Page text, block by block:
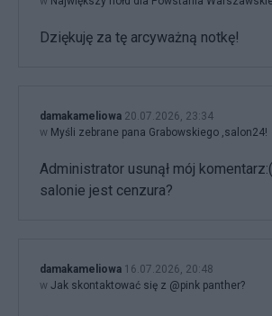
Dziękuję za tę arcyważną notkę!
damakameliowa 20.07.2026, 23:34
w Myśli zebrane pana Grabowskiego ,salon24!
Administrator usunął mój
salonie jest cenzura?
damakameliowa 16.07.2026, 20:48
w Jak skontaktować się z @pink panther?